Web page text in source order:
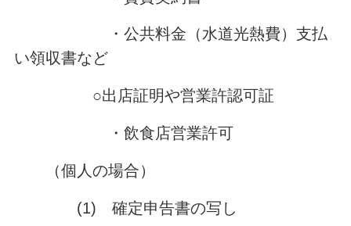
・公共料金（水道光熱費）支払
い領収書など
○出店証明や営業許認可証
・飲食店営業許可
（個人の場合）
(1) 確定申告書の写し